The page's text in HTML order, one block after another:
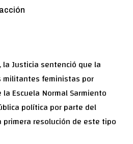
la Justicia sentenció que la
militantes feministas por
Escuela Normal Sarmiento
política por parte del
primera resolución de este tipo